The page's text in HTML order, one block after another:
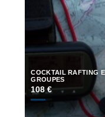
COCKTAIL RAFTING
GROUPES
108 €